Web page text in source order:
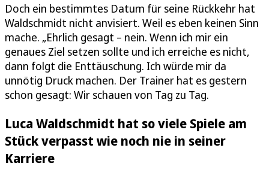
Doch ein bestimmtes Datum für seine Rückkehr hat
Waldschmidt nicht anvisiert. Weil es eben keinen Sinn
mache. „Ehrlich gesagt – nein. Wenn ich mir ein
genaues Ziel setzen sollte und ich erreiche es nicht,
dann folgt die Enttäuschung. Ich würde mir da
unnötig Druck machen. Der Trainer hat es gestern
schon gesagt: Wir schauen von Tag zu Tag.
Luca Waldschmidt hat so viele Spiele am
Stück verpasst wie noch nie in seiner
Karriere